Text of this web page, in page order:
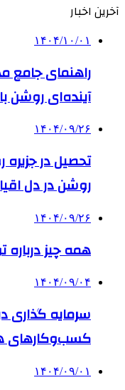
آخرین اخبار
۱۴۰۴/۱۰/۰۱
راهنمای جامع
آینده‌ای روشن
۱۴۰۴/۰۹/۲۶
تحصیل در جزیره
روشن در دل
۱۴۰۴/۰۹/۲۶
همه چیز درباره
۱۴۰۴/۰۹/۰۴
سرمایه گذاری
کسب‌وکارهای
۱۴۰۴/۰۹/۰۱